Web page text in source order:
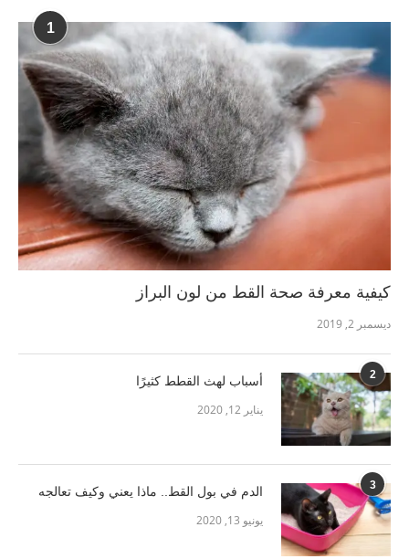
1
كيفية معرفة صحة القط من لون البراز
ديسمبر 2, 2019
2 أسباب لهث القطط كثيرًا
يناير 12, 2020
3 الدم في بول القط.. ماذا يعني وكيف تعالجه
يونيو 13, 2020